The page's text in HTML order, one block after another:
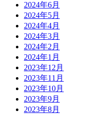
2024年6月
2024年5月
2024年4月
2024年3月
2024年2月
2024年1月
2023年12月
2023年11月
2023年10月
2023年9月
2023年8月